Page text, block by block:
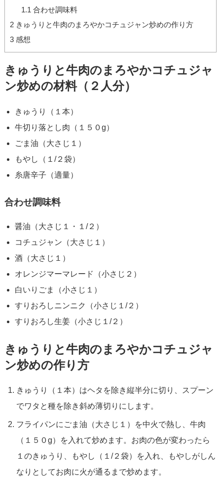
1.1 合わせ調味料
2きゅうりと牛肉のまろやかコチュジャン炒めの作り方
3感想
きゅうりと牛肉のまろやかコチュジャ
ン炒めの材料（２人分）
きゅうり（１本）
牛切り落とし肉（１５０g）
ごま油（大さじ１）
もやし（１/２袋）
糸唐辛子（適量）
合わせ調味料
醤油（大さじ１・１/２）
コチュジャン（大さじ１）
酒（大さじ１）
オレンジマーマレード（小さじ２）
白いりごま（小さじ１）
すりおろしニンニク（小さじ１/２）
すりおろし生姜（小さじ１/２）
きゅうりと牛肉のまろやかコチュジャ
ン炒めの作り方
きゅうり（１本）はヘタを除き縦半分に切り、スプーン
でワタと種を除き斜め薄切りにします。
フライパンにごま油（大さじ１）を中火で熱し、牛肉
（１５０g）を入れて炒めます。お肉の色が変わったら
１のきゅうり、もやし（１/２袋）を入れ、もやしがしん
なりとしてお肉に火が通るまで炒めます。